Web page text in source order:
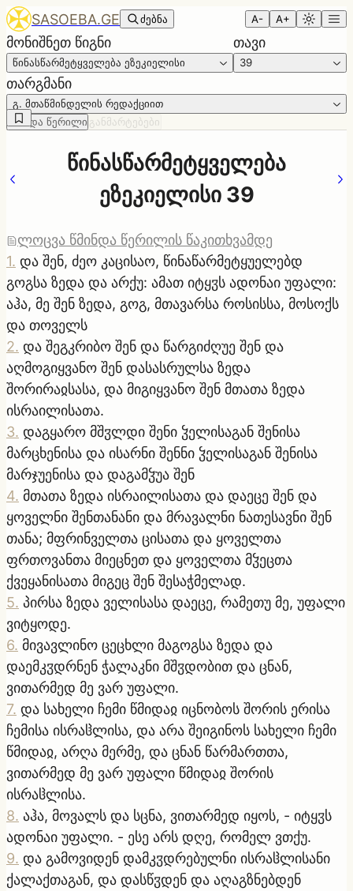
SASOEBA.GE ძებნა A- A+
მონიშნეთ წიგნი
წინასწარმეტყველება ეზეკიელისი
თავი
39
თარგმანი
გ. მთაწმინდელის რედაქციით
წმინდა წერილი განმარტებები
წინასწარმეტყველება
ეზეკიელისი 39
ლოცვა წმინდა წერილის წაკითხვამდე
1. და შენ, ძეო კაცისაო, წინაწარმეტყუელებდ
გოგსა ზედა და არქუ: ამათ იტყჳს ადონაი უფალი:
აჰა, მე შენ ზედა, გოგ, მთავარსა როსისსა, მოსოქს
და თოველს
2. და შეგკრიბო შენ და წარგიძღუე შენ და
აღმოგიყვანო შენ დასასრულსა ზედა
შორირაჲსასა, და მიგიყვანო შენ მთათა ზედა
ისრაილისათა.
3. დაგყარო მშჳლდი შენი ჴელისაგან შენისა
მარცხენისა და ისარნი შენნი ჴელისაგან შენისა
მარჯუენისა და დაგამჴუა შენ
4. მთათა ზედა ისრაილისათა და დაეცე შენ და
ყოველნი შენთანანი და მრავალნი ნათესავნი შენ
თანა; მფრინველთა ცისათა და ყოველთა
ფრთოვანთა მიეცნეთ და ყოველთა მჴეცთა
ქვეყანისათა მიგეც შენ შესაჭმელად.
5. პირსა ზედა ველისასა დაეცე, რამეთუ მე, უფალი
ვიტყოდე.
6. მივავლინო ცეცხლი მაგოგსა ზედა და
დაემკჳდრნენ ჭალაკნი მშჳდობით და ცნან,
ვითარმედ მე ვარ უფალი.
7. და სახელი ჩემი წმიდაჲ იცნობოს შორის ერისა
ჩემისა ისრაჱლისა, და არა შეიგინოს სახელი ჩემი
წმიდაჲ, არღა მერმე, და ცნან წარმართთა,
ვითარმედ მე ვარ უფალი წმიდაჲ შორის
ისრაჱლისა.
8. აჰა, მოვალს და სცნა, ვითარმედ იყოს, - იტყჳს
ადონაი უფალი. - ესე არს დღე, რომელ ვთქუ.
9. და გამოვიდენ დამკჳდრებულნი ისრაჱლისანი
ქალაქთაგან, და დასწჳდენ და აღაგზნებდენ